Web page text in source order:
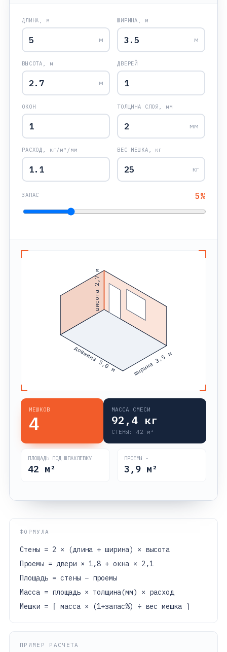
ДЛИНА, м
м
ШИРИНА, м
м
ВЫСОТА, м
м
ДВЕРЕЙ
ОКОН ТОЛЩИНА СЛОЯ, мм
мм
РАСХОД, кг/м²/мм ВЕС МЕШКА, кг
кг
ЗАПАС 5%
висота 2,7 м
довжина 5,0 м ширина 3,5 м
МЕШКОВ
4
МАССА СМЕСИ
92,4 кг
СТЕНЫ:42 м²
ПЛОЩАДЬ ПОД ШПАКЛЕВКУ
42 м²
ПРОЕМЫ -
3,9 м²
ФОРМУЛА
Стены = 2 × (длина + ширина) × высота
Проемы = двери × 1,8 + окна × 2,1
Площадь = стены − проемы
Масса = площадь × толщина(мм) × расход
Мешки = ⌈ масса × (1+запас%) ÷ вес мешка ⌉
ПРИМЕР РАСЧЕТА